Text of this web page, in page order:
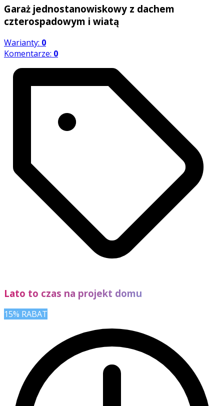
Garaż jednostanowiskowy z dachem
czterospadowym i wiatą
Warianty: 0
Komentarze: 0
Lato to czas na projekt domu
15% RABAT